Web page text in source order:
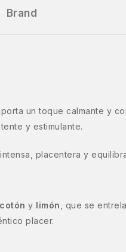
Brand
un toque calmante y
y estimulante.
placentera y
y limón , que se
placer.